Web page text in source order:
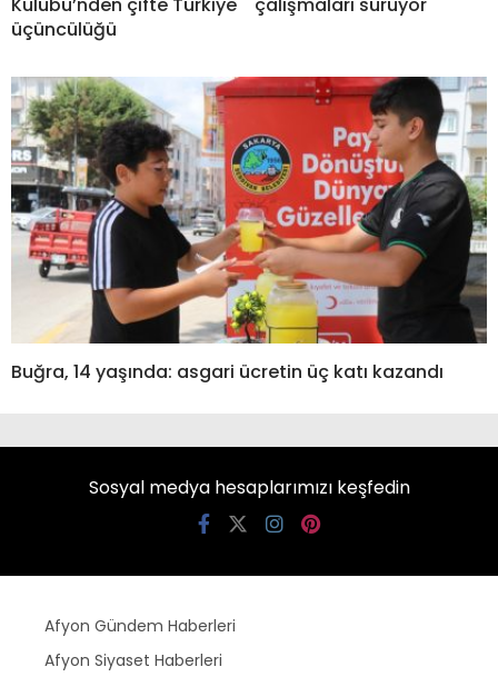
üçüncülüğü
Buğra, 14 yaşında: asgari ücretin üç katı kazandı
Sosyal medya hesaplarımızı keşfedin
Afyon Gündem Haberleri
Afyon Siyaset Haberleri